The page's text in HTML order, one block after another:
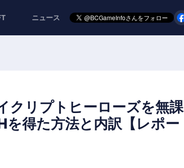
ニュース
クリプトヒーローズを無課
得た方法と内訳【レポー